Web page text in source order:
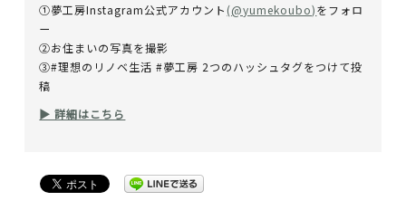
①夢工房Instagram公式アカウント (@yumekoubo)をフォロ
ー
②お住まいの写真を撮影
③#理想のリノベ生活 #夢工房 2つのハッシュタグをつけて投
稿
▶ 詳細はこちら